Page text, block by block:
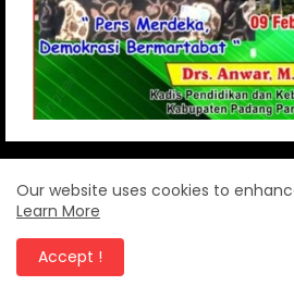
Our website uses cookies to
Learn More
Accept !